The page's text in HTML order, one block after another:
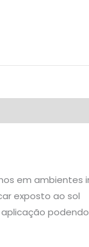
em
exposto ao sol